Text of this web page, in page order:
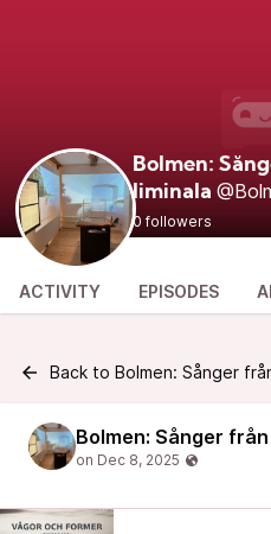
Bolmen:
liminala
0 followers
ACTIVITY EPISODES
Back to Bolmen: Sånger